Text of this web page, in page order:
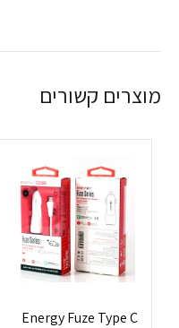
מוצרים קשורים
Energy Fuze Type C